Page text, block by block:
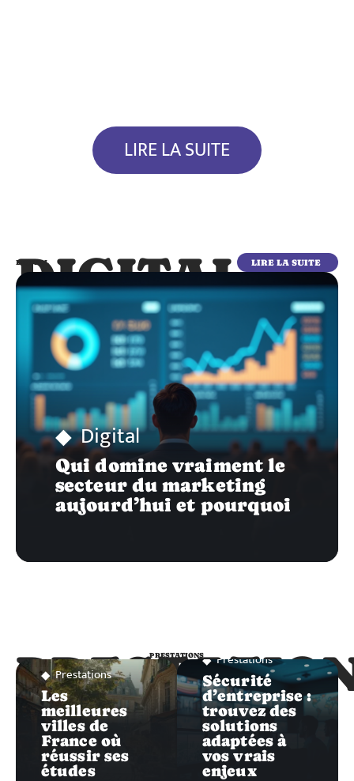
LIRE LA SUITE
DIGITAL
DIGITAL LIRE LA SUITE
Digital
Qui domine vraiment le
secteur du marketing
aujourd’hui et pourquoi
PRESTATIONS
Prestations
Les
meilleures
villes de
France où
réussir ses
études
Prestations
Sécurité
d’entreprise :
trouvez des
solutions
adaptées à
vos vrais
enjeux